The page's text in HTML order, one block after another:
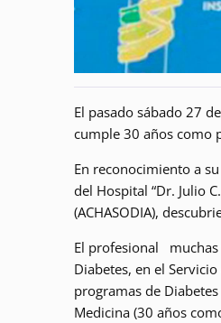
El pasado sábado 27
cumple 30 años como
En reconocimiento a
del Hospital “Dr. Julio
(ACHASODIA),
El profesional muchas
Diabetes, en el
programas de
Medicina (30 años